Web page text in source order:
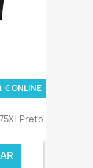
Preto
€ ONLINE